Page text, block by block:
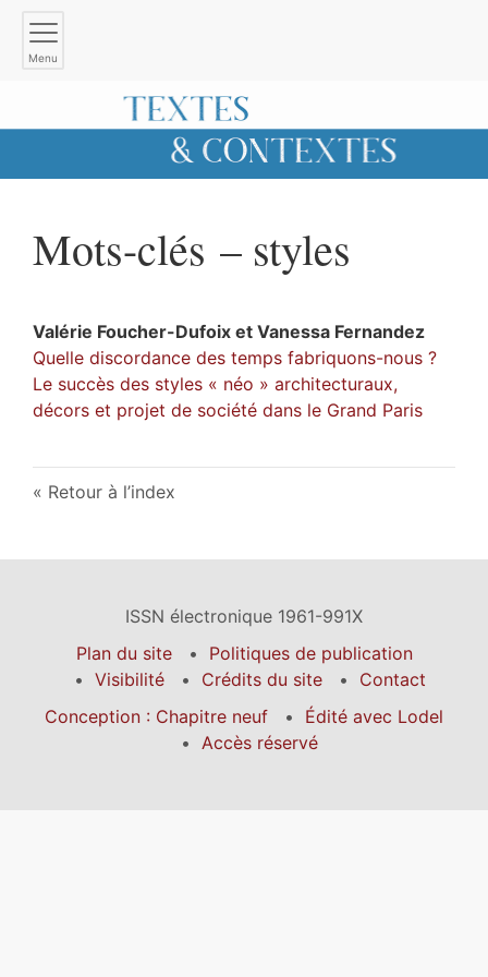
Menu
Mots-clés – styles
Valérie Foucher-Dufoix et Vanessa Fernandez
Quelle discordance des temps fabriquons-nous ?
Le succès des styles « néo » architecturaux,
décors et projet de société dans le Grand Paris
Retour à l’index
ISSN électronique 1961-991X
Plan du site
Politiques de publication
Visibilité
Crédits du site
Contact
Conception : Chapitre neuf
Édité avec Lodel
Accès réservé